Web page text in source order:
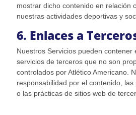
mostrar dicho contenido en relación
nuestras actividades deportivas y
6. Enlaces a
Nuestros Servicios pueden contener
servicios de terceros que no son
controlados por Atlético Americano.
responsabilidad por el contenido,
o las prácticas de sitios web de